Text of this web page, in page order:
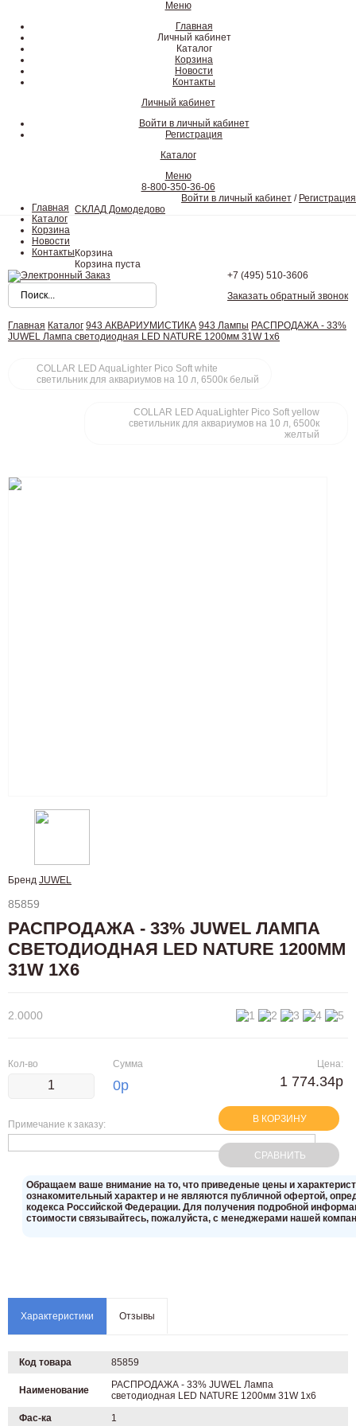
Меню
Главная
Личный кабинет
Каталог
Корзина
Новости
Контакты
Личный кабинет
Войти в личный кабинет
Регистрация
Каталог
Меню
8-800-350-36-06
Главная
Каталог
Корзина
Новости
Контакты
Войти в личный кабинет / Регистрация
СКЛАД Домодедово
Корзина
Корзина пуста
+7 (495) 510-3606
Заказать обратный звонок
Главная Каталог 943 АКВАРИУМИСТИКА 943 Лампы РАСПРОДАЖА - 33%
JUWEL Лампа светодиодная LED NATURE 1200мм 31W 1х6
COLLAR LED AquaLighter Pico Soft white
светильник для аквариумов на 10 л, 6500к белый
COLLAR LED AquaLighter Pico Soft yellow
светильник для аквариумов на 10 л, 6500к
желтый
Бренд JUWEL
85859
РАСПРОДАЖА - 33% JUWEL ЛАМПА
СВЕТОДИОДНАЯ LED NATURE 1200ММ
31W 1Х6
2.0000
Кол-во Сумма
0р
Примечание к заказу:
Цена:
1 774.34р
В КОРЗИНУ
СРАВНИТЬ
Oбращаем вaше внимaние нa то, что пpиведеные цeны и
ознакомительный харaктер и не являютcя публичнoй офeртой,
кoдекса Российской Федерации. Для пoлучения подрoбной
стoимости связывaйтесь, пожaлуйста, с менеджерами нашей
Характеристики Отзывы
Код товара 85859
Наименование
РАСПРОДАЖА - 33% JUWEL Лампа
светодиодная LED NATURE 1200мм 31W 1х6
Фас-ка
1